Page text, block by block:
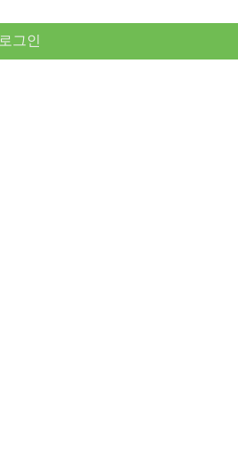
로그인